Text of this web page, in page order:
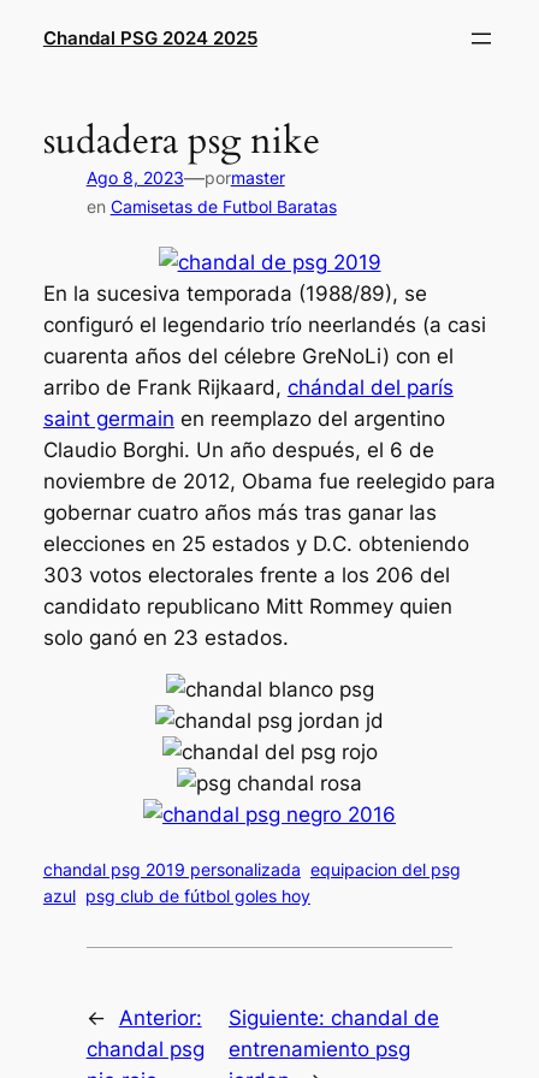
Chandal PSG 2024 2025
sudadera psg nike
Ago 8, 2023—pormaster
en Camisetas de Futbol Baratas
En la sucesiva temporada (1988/89), se
configuró el legendario trío neerlandés (a casi
cuarenta años del célebre GreNoLi) con el
arribo de Frank Rijkaard, chándal del parís
saint germain en reemplazo del argentino
Claudio Borghi. Un año después, el 6 de
noviembre de 2012, Obama fue reelegido para
gobernar cuatro años más tras ganar las
elecciones en 25 estados y D.C. obteniendo
303 votos electorales frente a los 206 del
candidato republicano Mitt Rommey quien
solo ganó en 23 estados.
chandal psg 2019 personalizada equipacion del psg
azul psg club de fútbol goles hoy
←
Anterior:
chandal psg
Siguiente:chandal de
entrenamiento psg